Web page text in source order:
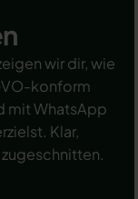
wir dir, wie
konform
mit WhatsApp
Klar,